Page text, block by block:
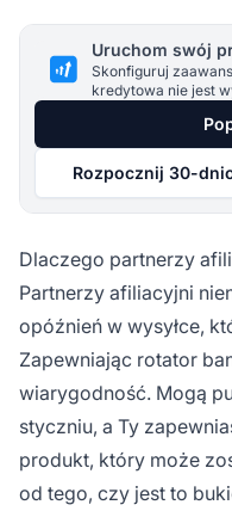
Uruchom swój
Skonfiguruj
kredytowa nie jest
Rozpocznij 30-
Dlaczego partnerzy
Partnerzy afiliacyjni
opóźnień w wysyłce,
Zapewniając rotator
wiarygodność. Mogą
styczniu, a Ty
produkt, który może
od tego, czy jest to